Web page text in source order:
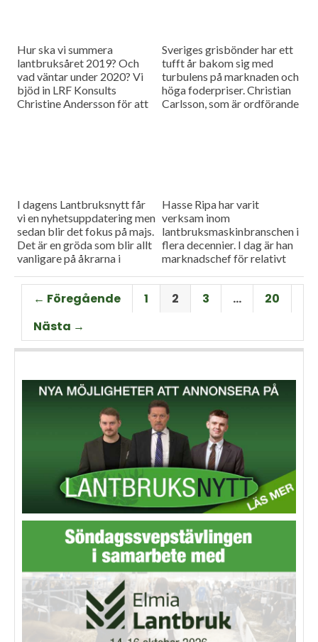
Hur ska vi summera
lantbruksåret 2019? Och
vad väntar under 2020? Vi
bjöd in LRF Konsults
Christine Andersson för att
Sveriges grisbönder har ett
tufft år bakom sig med
turbulens på marknaden och
höga foderpriser. Christian
Carlsson, som är ordförande
I dagens Lantbruksnytt får
vi en nyhetsuppdatering men
sedan blir det fokus på majs.
Det är en gröda som blir allt
vanligare på åkrarna i
som vet allt om majsens
fördelar, men också om
majsens utmaningar, är Hans
Thorell som började odla
grödan redan på 70-talet.
Hasse Ripa har varit
verksam inom
lantbruksmaskinbranschen i
flera decennier. I dag är han
marknadschef för relativt
Machinery med
huvudagenturen Claas. Hur
går det för Swedish Agro
← Föregående 1 2 3 …
20
Nästa →